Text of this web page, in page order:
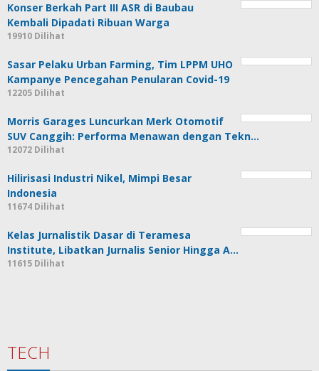
Konser Berkah Part III ASR di Baubau
Kembali Dipadati Ribuan Warga
19910 Dilihat
Sasar Pelaku Urban Farming, Tim LPPM UHO
Kampanye Pencegahan Penularan Covid-19
12205 Dilihat
Morris Garages Luncurkan Merk Otomotif
SUV Canggih: Performa Menawan dengan Tekn…
12072 Dilihat
Hilirisasi Industri Nikel, Mimpi Besar
Indonesia
11674 Dilihat
Kelas Jurnalistik Dasar di Teramesa
Institute, Libatkan Jurnalis Senior Hingga A…
11615 Dilihat
TECH